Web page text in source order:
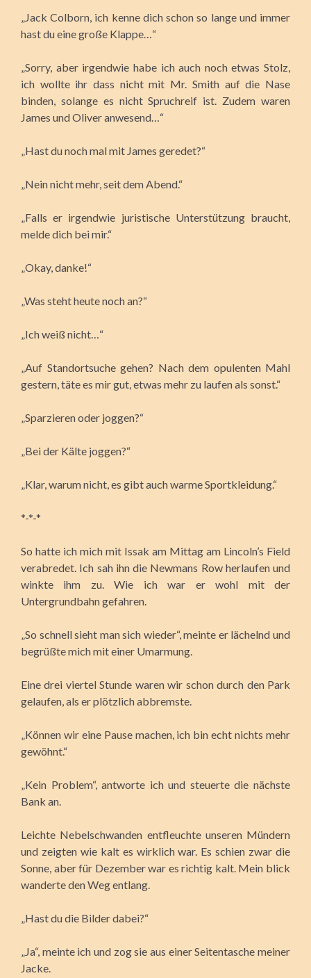
„Jack Colborn, ich kenne dich schon so lange und immer
hast du eine große Klappe…“
„Sorry, aber irgendwie habe ich auch noch etwas Stolz,
ich wollte ihr dass nicht mit Mr. Smith auf die Nase
binden, solange es nicht Spruchreif ist. Zudem waren
James und Oliver anwesend…“
„Hast du noch mal mit James geredet?“
„Nein nicht mehr, seit dem Abend.“
„Falls er irgendwie juristische Unterstützung braucht,
melde dich bei mir.“
„Okay, danke!“
„Was steht heute noch an?“
„Ich weiß nicht…“
„Auf Standortsuche gehen? Nach dem opulenten Mahl
gestern, täte es mir gut, etwas mehr zu laufen als sonst.“
„Sparzieren oder joggen?“
„Bei der Kälte joggen?“
„Klar, warum nicht, es gibt auch warme Sportkleidung.“
*-*-*
So hatte ich mich mit Issak am Mittag am Lincoln’s Field
verabredet. Ich sah ihn die Newmans Row herlaufen und
winkte ihm zu. Wie ich war er wohl mit der
Untergrundbahn gefahren.
„So schnell sieht man sich wieder“, meinte er lächelnd und
begrüßte mich mit einer Umarmung.
Eine drei viertel Stunde waren wir schon durch den Park
gelaufen, als er plötzlich abbremste.
„Können wir eine Pause machen, ich bin echt nichts mehr
gewöhnt.“
„Kein Problem“, antworte ich und steuerte die nächste
Bank an.
Leichte Nebelschwanden entfleuchte unseren Mündern
und zeigten wie kalt es wirklich war. Es schien zwar die
Sonne, aber für Dezember war es richtig kalt. Mein blick
wanderte den Weg entlang.
„Hast du die Bilder dabei?“
„Ja“, meinte ich und zog sie aus einer Seitentasche meiner
Jacke.